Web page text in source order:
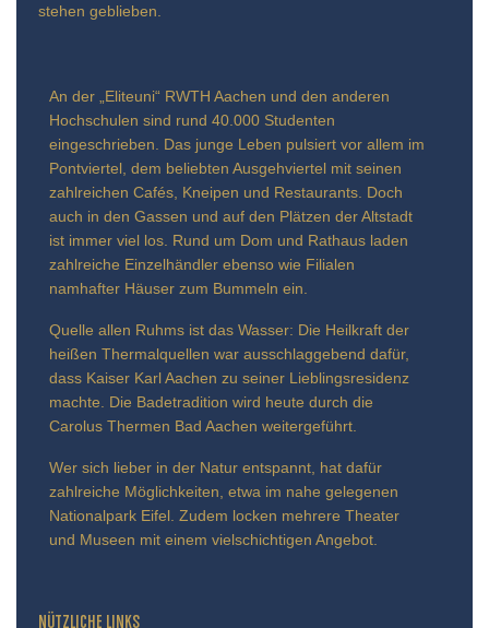
stehen geblieben.
An der „Eliteuni“ RWTH Aachen und den anderen
Hochschulen sind rund 40.000 Studenten
eingeschrieben. Das junge Leben pulsiert vor allem im
Pontviertel, dem beliebten Ausgehviertel mit seinen
zahlreichen Cafés, Kneipen und Restaurants. Doch
auch in den Gassen und auf den Plätzen der Altstadt
ist immer viel los. Rund um Dom und Rathaus laden
zahlreiche Einzelhändler ebenso wie Filialen
namhafter Häuser zum Bummeln ein.
Quelle allen Ruhms ist das Wasser: Die Heilkraft der
heißen Thermalquellen war ausschlaggebend dafür,
dass Kaiser Karl Aachen zu seiner Lieblingsresidenz
machte. Die Badetradition wird heute durch die
Carolus Thermen Bad Aachen weitergeführt.
Wer sich lieber in der Natur entspannt, hat dafür
zahlreiche Möglichkeiten, etwa im nahe gelegenen
Nationalpark Eifel. Zudem locken mehrere Theater
und Museen mit einem vielschichtigen Angebot.
NÜTZLICHE LINKS